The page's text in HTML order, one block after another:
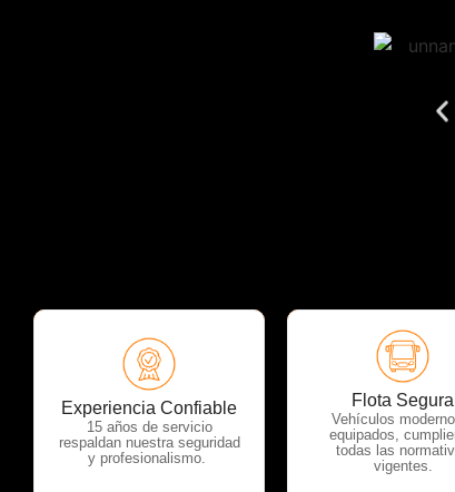
Experiencia Confiable
15 años de servicio
respaldan nuestra seguridad
y profesionalismo.
OTP Servicios Flota Segura
Vehículos
equipados,
todas las
vigentes.
OTP Servicios